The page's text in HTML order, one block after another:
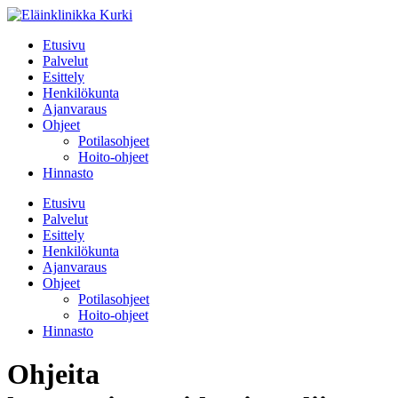
Etusivu
Palvelut
Esittely
Henkilökunta
Ajanvaraus
Ohjeet
Potilasohjeet
Hoito-ohjeet
Hinnasto
Etusivu
Palvelut
Esittely
Henkilökunta
Ajanvaraus
Ohjeet
Potilasohjeet
Hoito-ohjeet
Hinnasto
Ohjeita